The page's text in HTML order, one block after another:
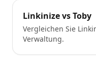
Linkinize vs Toby
Vergleichen Sie
Verwaltung.